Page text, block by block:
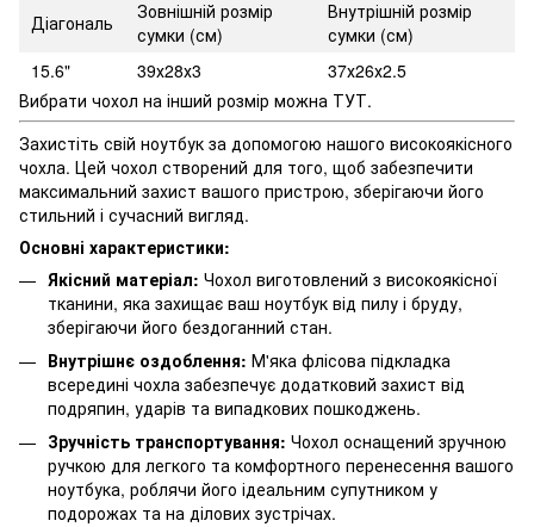
Діагональ
Зовнішній розмір
сумки (см)
Внутрішній розмір
сумки (см)
15.6"
39х28х3
37х26х2.5
Вибрати чохол на інший розмір можна ТУТ.
Захистіть свій ноутбук за допомогою нашого високоякісного
чохла. Цей чохол створений для того, щоб забезпечити
максимальний захист вашого пристрою, зберігаючи його
стильний і сучасний вигляд.
Основні характеристики:
Якісний матеріал: Чохол виготовлений з високоякісної
тканини, яка захищає ваш ноутбук від пилу і бруду,
зберігаючи його бездоганний стан.
Внутрішнє оздоблення: М'яка флісова підкладка
всередині чохла забезпечує додатковий захист від
подряпин, ударів та випадкових пошкоджень.
Зручність транспортування: Чохол оснащений зручною
ручкою для легкого та комфортного перенесення вашого
ноутбука, роблячи його ідеальним супутником у
подорожах та на ділових зустрічах.